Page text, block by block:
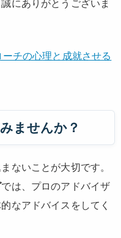
にありがとうございま
チの心理と成就させる
ませんか？
ないことが大切です。
では、プロのアドバイザ
なアドバイスをしてく